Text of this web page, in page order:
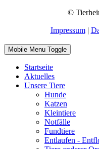
©
Impressum|
Mobile Menu Toggle
Startseite
Aktuelles
Unsere Tiere
Hunde
Katzen
Kleintiere
Notfälle
Fundtiere
Entlaufen -